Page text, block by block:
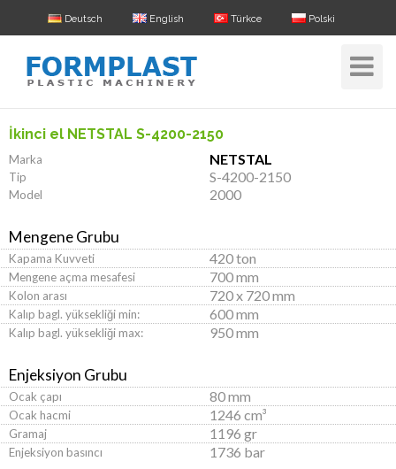
Deutsch English Türkce Polski
Toggle
İkinci el NETSTAL S-4200-2150
Marka NETSTAL
Tip S-4200-2150
Model 2000
Mengene Grubu
Kapama Kuvveti 420 ton
Mengene açma mesafesi 700 mm
Kolon arası 720 x 720 mm
Kalıp bagl. yüksekliği min: 600 mm
Kalıp bagl. yüksekliği max: 950 mm
Enjeksiyon Grubu
Ocak çapı 80 mm
Ocak hacmi 1246 cm³
Gramaj 1196 gr
Enjeksiyon basıncı 1736 bar